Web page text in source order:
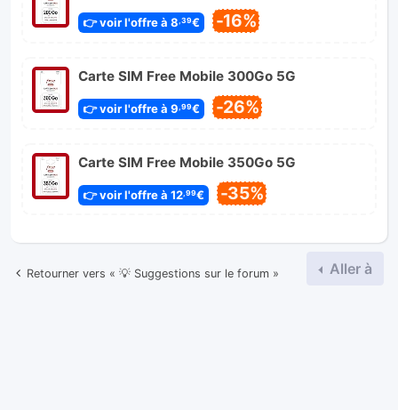
👉 voir l'offre à 8 ,39€ -16%
Carte SIM Free Mobile 300Go 5G
👉 voir l'offre à 9 ,99€ -26%
Carte SIM Free Mobile 350Go 5G
👉 voir l'offre à 12,99€ -35%
Retourner vers « 💡 Suggestions sur le forum » Aller à